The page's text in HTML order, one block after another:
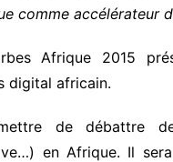
comme accélérateur
Afrique 2015
digital africain.
de débattre de
en Afrique. Il